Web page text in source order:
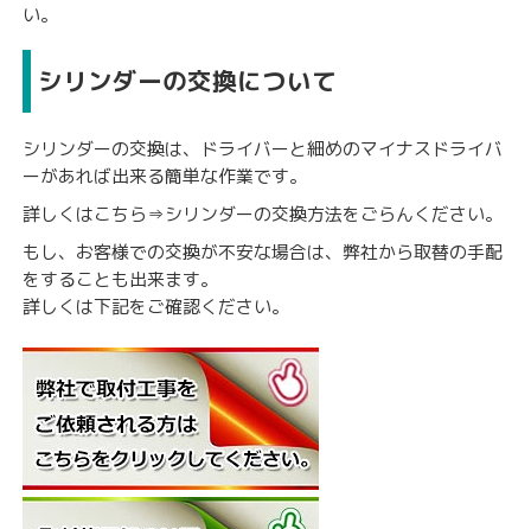
い。
シリンダーの交換について
シリンダーの交換は、ドライバーと細めのマイナスドライバ
ーがあれば出来る簡単な作業です。
詳しくはこちら⇒シリンダーの交換方法をごらんください。
もし、お客様での交換が不安な場合は、弊社から取替の手配
をすることも出来ます。
詳しくは下記をご確認ください。